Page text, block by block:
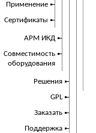
Применение
Сертификаты
АРМ ИКД
Совместимость
оборудования
Решения
GPL
Заказать
Поддержка